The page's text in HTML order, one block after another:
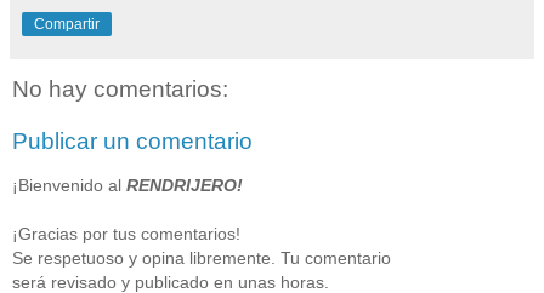
Compartir
No hay comentarios:
Publicar un comentario
¡Bienvenido al RENDRIJERO!
¡Gracias por tus comentarios!
Se respetuoso y opina libremente. Tu comentario
será revisado y publicado en unas horas.